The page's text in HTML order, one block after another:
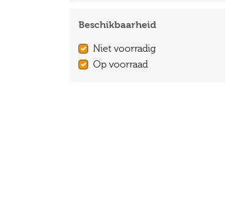
Beschikbaarheid
Niet voorradig
Op voorraad